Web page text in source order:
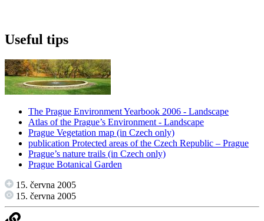
Useful tips
The Prague Environment Yearbook 2006 - Landscape
Atlas of the Prague’s Environment - Landscape
Prague Vegetation map (in Czech only)
publication Protected areas of the Czech Republic – Prague
Prague’s nature trails (in Czech only)
Prague Botanical Garden
15. června 2005
15. června 2005